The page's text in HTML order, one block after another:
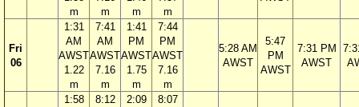
m
m
m
m
Fri
06
1:31
AM
AWST
1.22
m
7:41
AM
AWST
7.16
m
1:41
PM
AWST
1.75
m
7:44
PM
AWST
7.16
m
5:28 AM
AWST
5:47
PM
AWST
7:31 PM
AWST
1:58
8:12
2:09
8:07